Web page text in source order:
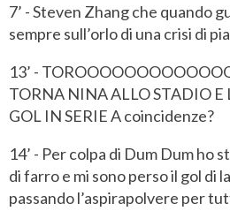
7’ - Steven Zhang che quando
sempre sull’orlo di una crisi di
13’ -
TORNA NINA ALLO STADIO E
GOL IN SERIE A coincidenze?
14’ - Per colpa di Dum Dum ho
di farro e mi sono perso il gol di
passando l’aspirapolvere per